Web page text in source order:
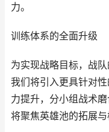
力。
训练体系的全面升级
为实现战略目标，战
我们将引入更具针对
力提升，分小组战术
将聚焦英雄池的拓展与